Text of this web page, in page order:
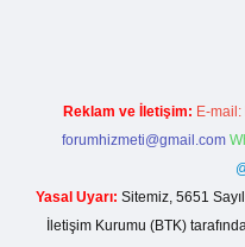
Reklam ve İletişim: E-mail:
forumhizmeti@gmail.com
Yasal Uyarı: Sitemiz, 5651
İletişim Kurumu (BTK)